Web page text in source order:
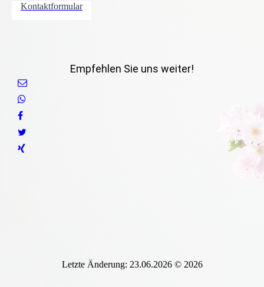
Kontaktformular
Empfehlen Sie uns weiter!
Letzte Änderung: 23.06.2026 © 2026